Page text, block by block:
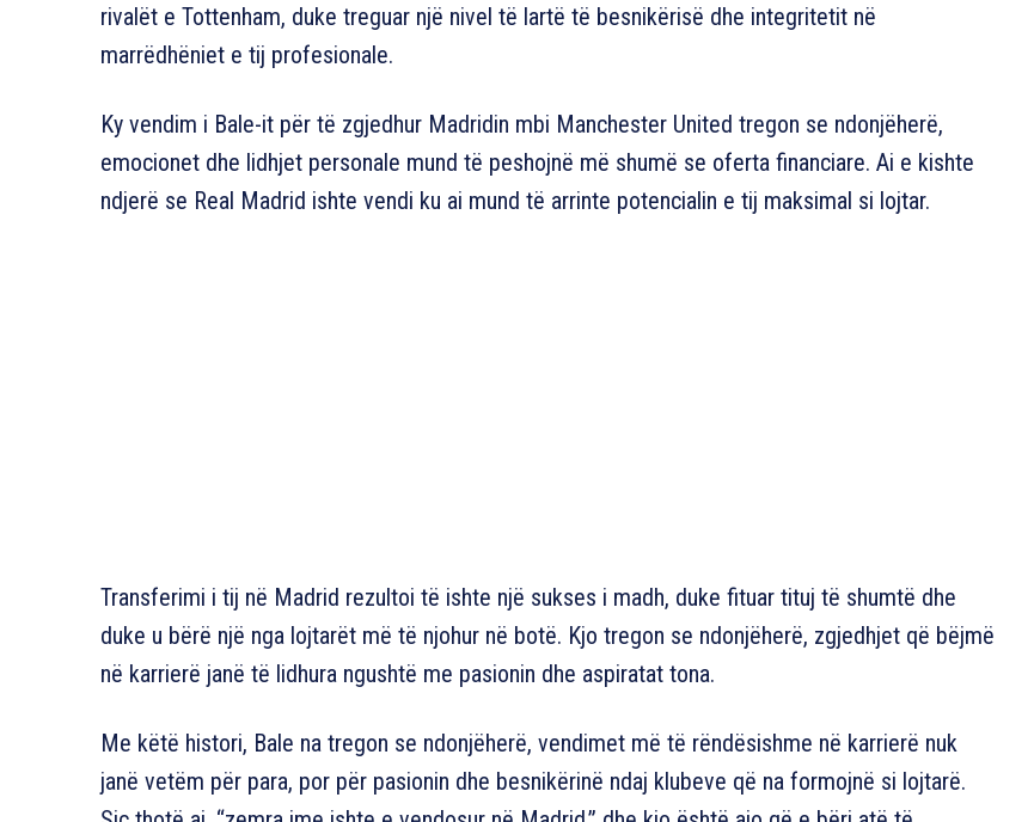
rivalët e Tottenham, duke treguar një nivel të lartë të besnikërisë dhe integritetit në
marrëdhëniet e tij profesionale.
Ky vendim i Bale-it për të zgjedhur Madridin mbi Manchester United tregon se ndonjëherë,
emocionet dhe lidhjet personale mund të peshojnë më shumë se oferta financiare. Ai e kishte
ndjerë se Real Madrid ishte vendi ku ai mund të arrinte potencialin e tij maksimal si lojtar.
Transferimi i tij në Madrid rezultoi të ishte një sukses i madh, duke fituar tituj të shumtë dhe
duke u bërë një nga lojtarët më të njohur në botë. Kjo tregon se ndonjëherë, zgjedhjet që bëjmë
në karrierë janë të lidhura ngushtë me pasionin dhe aspiratat tona.
Me këtë histori, Bale na tregon se ndonjëherë, vendimet më të rëndësishme në karrierë nuk
janë vetëm për para, por për pasionin dhe besnikërinë ndaj klubeve që na formojnë si lojtarë.